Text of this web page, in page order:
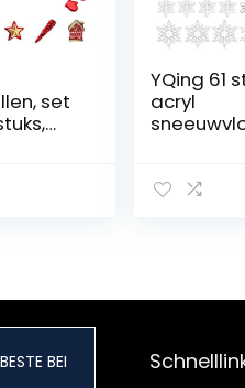
set
YQing 61
acryl
Kerstmis
BEI